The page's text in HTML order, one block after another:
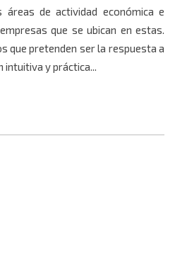
de actividad económica e
que se ubican en estas.
que pretenden ser la respuesta a
intuitiva y práctica...